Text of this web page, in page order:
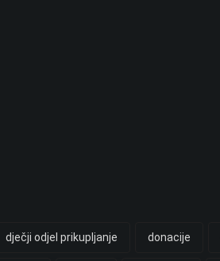
dječji odjel prikupljanje donacije